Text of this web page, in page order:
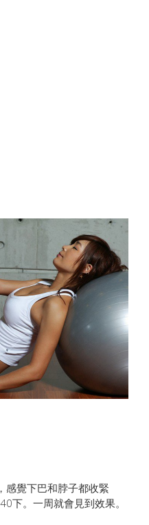
感覺下巴和脖子都收緊
下。一周就會見到效果。